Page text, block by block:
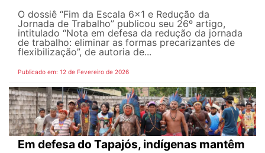
O dossiê “Fim da Escala 6×1 e Redução da
Jornada de Trabalho” publicou seu 26º artigo,
intitulado “Nota em defesa da redução da jornada
de trabalho: eliminar as formas precarizantes de
flexibilização”, de autoria de...
Publicado em: 12 de Fevereiro de 2026
Em defesa do Tapajós, indígenas mantêm